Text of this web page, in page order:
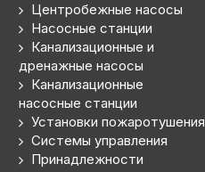
Центробежные насосы
Насосные станции
Канализационные и
дренажные насосы
Канализационные
насосные станции
Установки пожаротушения
Системы управления
Принадлежности